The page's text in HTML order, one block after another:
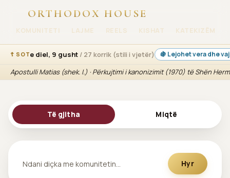
ORTHODOX HOUSE
KOMUNITETI LAJME REELS KISHAT KATEKIZËM
☦ SOTe diel, 9 gusht / 27 korrik (stili i vjetër) 🍇 Lejohet vera dhe
Apostulli Matias (shek. I.) · Përkujtimi i kanonizimit (1970) të Shën
Të gjitha Miqtë
Ndani diçka me komunitetin… Hyr